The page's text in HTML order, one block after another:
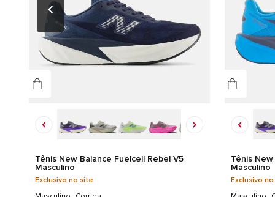
Tênis New Balance Fuelcell Rebel V5
Masculino
Exclusivo no site
Tênis
Masculino
Exclusivo